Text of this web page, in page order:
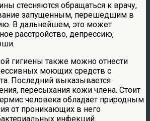
стесняются обращаться к врачу,
запущенным, перешедшим в
В дальнейшем, это может
расстройство, депрессию,
гигиены также можно отнести
моющих средств с
Последний выказывается
пересыхания кожи члена. Стоит
человека обладает природным
от проникающих в него
инфекций.